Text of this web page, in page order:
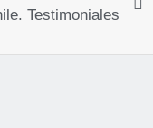
Testimoniales